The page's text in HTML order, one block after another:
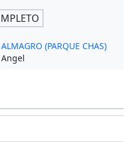
(PARQUE CHAS)
Angel